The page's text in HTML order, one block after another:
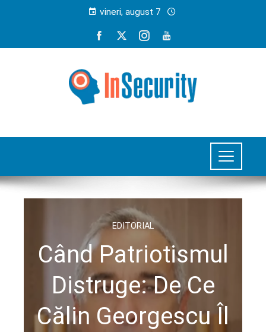
vineri, august 7
EDITORIAL
Când Patriotismul
Distruge: De Ce
Călin Georgescu Îl